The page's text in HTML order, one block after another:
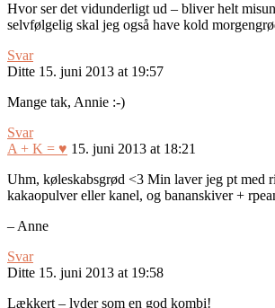
Hvor ser det vidunderligt ud – bliver helt
selvfølgelig skal jeg også have kold
Svar
Ditte 15. juni 2013 at 19:57
Mange tak, Annie :-)
Svar
A + K = ♥ 15. juni 2013 at 18:21
Uhm, køleskabsgrød <3 Min laver jeg pt med
kakaopulver eller kanel, og bananskiver +
– Anne
Svar
Ditte 15. juni 2013 at 19:58
Lækkert – lyder som en god kombi!